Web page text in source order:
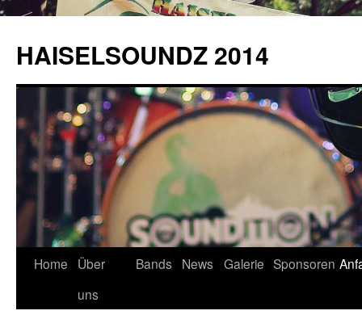
HAISELSOUNDZ 2014
Home
Über
uns
Bands News Galerie Sponsoren